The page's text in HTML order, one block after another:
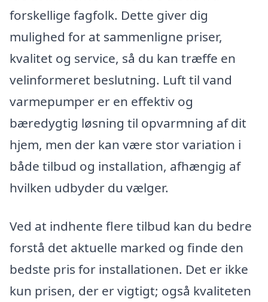
forskellige fagfolk. Dette giver dig
mulighed for at sammenligne priser,
kvalitet og service, så du kan træffe en
velinformeret beslutning. Luft til vand
varmepumper er en effektiv og
bæredygtig løsning til opvarmning af dit
hjem, men der kan være stor variation i
både tilbud og installation, afhængig af
hvilken udbyder du vælger.
Ved at indhente flere tilbud kan du bedre
forstå det aktuelle marked og finde den
bedste pris for installationen. Det er ikke
kun prisen, der er vigtigt; også kvaliteten